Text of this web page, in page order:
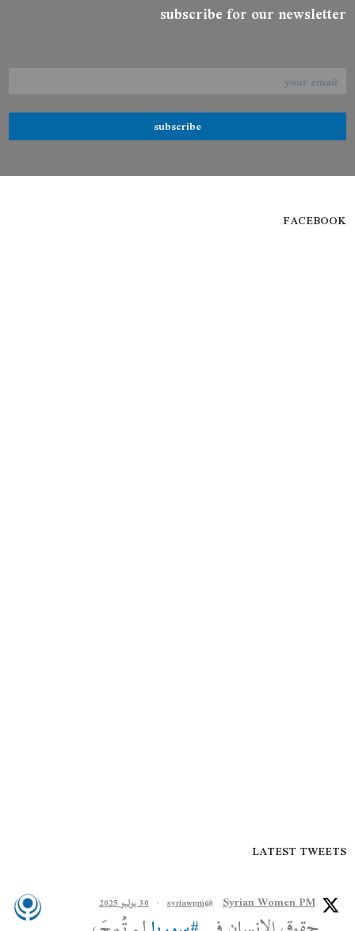
subscribe for our newsletter
subscribe
FACEBOOK
LATEST TWEETS
Syrian Women PM
@syriawpm
· 30 يوليو 2025